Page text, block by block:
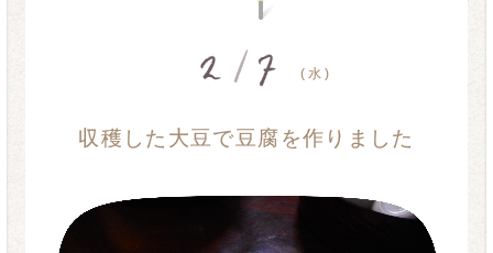
2/7 ( 水 )
収穫した大豆で豆腐を作りました